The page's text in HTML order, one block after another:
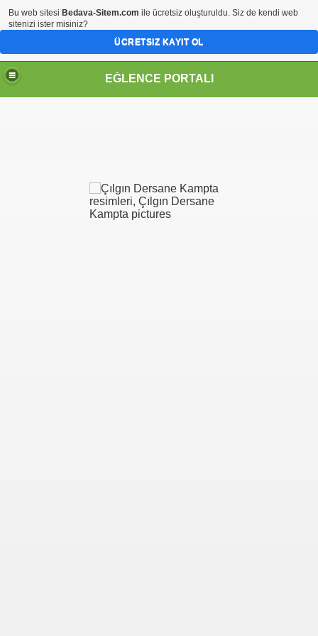
EĞLENCE PORTALI
Bu web sitesi Bedava-Sitem.com ile ücretsiz oluşturuldu. Siz de kendi web
sitenizi ister misiniz?
ÜCRETSIZ KAYIT OL